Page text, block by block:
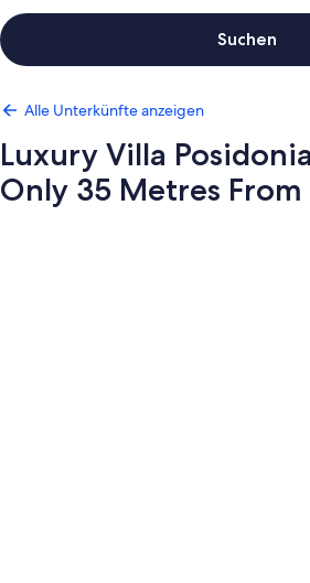
Suchen
Alle Unterkünfte anzeigen
Luxury Villa
Only 35 Metres From